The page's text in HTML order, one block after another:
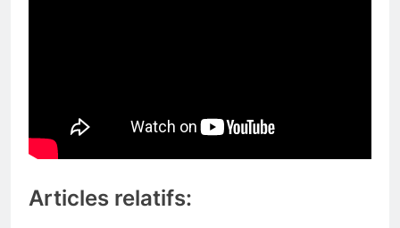
Articles relatifs: